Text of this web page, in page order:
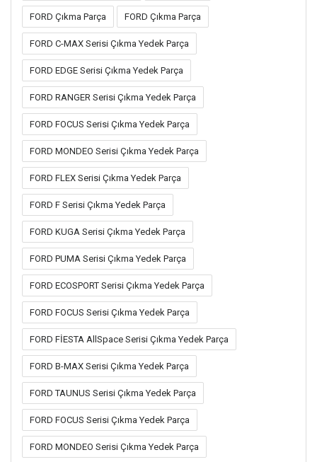
FORD Çıkma Parça FORD Çıkma Parça
FORD C-MAX Serisi Çıkma Yedek Parça
FORD EDGE Serisi Çıkma Yedek Parça
FORD RANGER Serisi Çıkma Yedek Parça
FORD FOCUS Serisi Çıkma Yedek Parça
FORD MONDEO Serisi Çıkma Yedek Parça
FORD FLEX Serisi Çıkma Yedek Parça
FORD F Serisi Çıkma Yedek Parça
FORD KUGA Serisi Çıkma Yedek Parça
FORD PUMA Serisi Çıkma Yedek Parça
FORD ECOSPORT Serisi Çıkma Yedek Parça
FORD FOCUS Serisi Çıkma Yedek Parça
FORD FİESTA AllSpace Serisi Çıkma Yedek Parça
FORD B-MAX Serisi Çıkma Yedek Parça
FORD TAUNUS Serisi Çıkma Yedek Parça
FORD FOCUS Serisi Çıkma Yedek Parça
FORD MONDEO Serisi Çıkma Yedek Parça